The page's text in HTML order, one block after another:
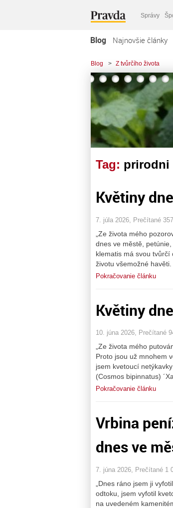
Správy
Blog Najnovšie články
Blog > Z tvůrčího života
Tag: prirodni
Květiny
7. júla 2026, Prečítané
„Ze života mého
dnes ve městě,
klematis má svou
životu všemožné
Pokračovanie článku
Květiny
10. júna 2026, Prečítané
„Ze života mého
Proto jsou už mnohem
jsem kvetoucí
(Cosmos bipinnatus)
Pokračovanie článku
Vrbina
dnes ve
7. júna 2026, Prečítané 1
„Dnes ráno jsem ji
odtoku, jsem vyfotil
na uvedeném